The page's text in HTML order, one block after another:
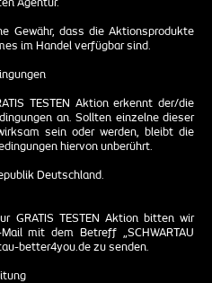
Agentur.
Gewähr, dass die Aktionsprodukte
im Handel verfügbar sind.
TESTEN Aktion erkennt der/die
an. Sollten einzelne dieser
sein oder werden, bleibt die
hiervon unberührt.
Deutschland.
GRATIS TESTEN Aktion bitten wir
mit dem Betreff „SCHWARTAU
better4you.de zu senden.